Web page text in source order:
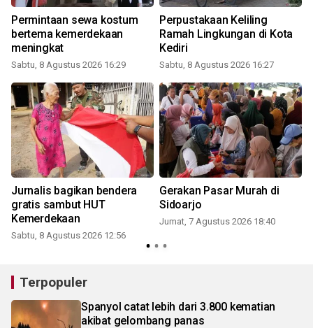
Permintaan sewa kostum
bertema kemerdekaan
meningkat
Sabtu, 8 Agustus 2026 16:29
Perpustakaan Keliling
Ramah Lingkungan di Kota
Kediri
Sabtu, 8 Agustus 2026 16:27
Jurnalis bagikan bendera
gratis sambut HUT
Kemerdekaan
Sabtu, 8 Agustus 2026 12:56
Gerakan Pasar Murah di
Sidoarjo
Jumat, 7 Agustus 2026 18:40
Terpopuler
Spanyol catat lebih dari 3.800 kematian
akibat gelombang panas